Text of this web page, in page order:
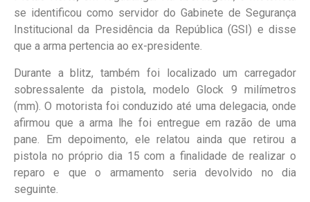
se identificou como servidor do Gabinete de Segurança
Institucional da Presidência da República (GSI) e disse
que a arma pertencia ao ex-presidente.
Durante a blitz, também foi localizado um carregador
sobressalente da pistola, modelo Glock 9 milímetros
(mm). O motorista foi conduzido até uma delegacia, onde
afirmou que a arma lhe foi entregue em razão de uma
pane. Em depoimento, ele relatou ainda que retirou a
pistola no próprio dia 15 com a finalidade de realizar o
reparo e que o armamento seria devolvido no dia
seguinte.